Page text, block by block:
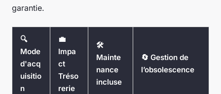
garantie.
🔍
Mode
d'acq
uisitio
n
💼
Impa
ct
Tréso
rerie
🛠
Mainte
nance
incluse
🔄 Gestion de
l’obsolescence